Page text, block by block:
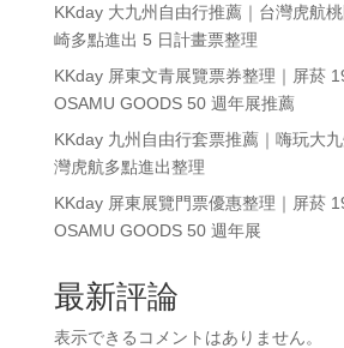
KKday 大九州自由行推薦｜台灣虎航
崎多點進出 5 日計畫票整理
KKday 屏東文青展覽票券整理｜屏菸
OSAMU GOODS 50 週年展推薦
KKday 九州自由行套票推薦｜嗨玩大
灣虎航多點進出整理
KKday 屏東展覽門票優惠整理｜屏菸
OSAMU GOODS 50 週年展
最新評論
表示できるコメントはありません。